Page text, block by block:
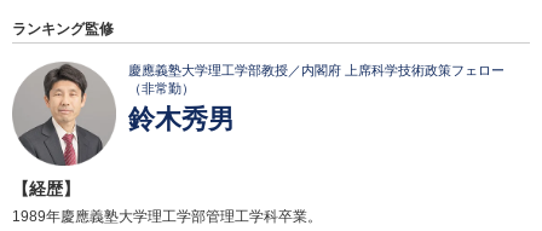
ランキング監修
慶應義塾大学理工学部教授／内閣府 上席科学技術政策フェロー
（非常勤）
鈴木秀男
【経歴】
1989年慶應義塾大学理工学部管理工学科卒業。